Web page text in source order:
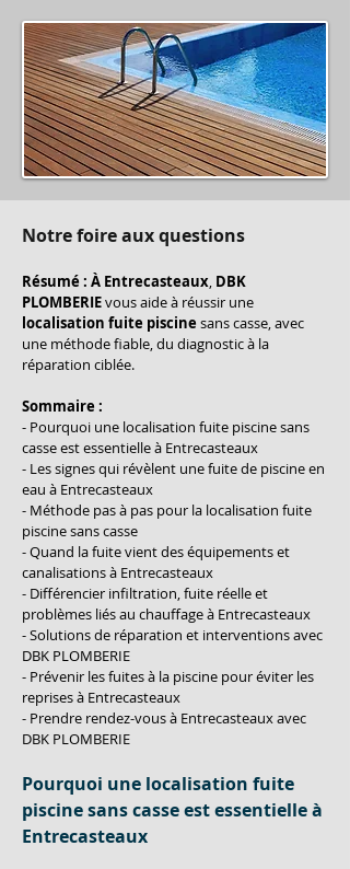
Notre foire aux questions
Résumé : À Entrecasteaux, DBK
PLOMBERIE vous aide à réussir une
localisation fuite piscine sans casse, avec
une méthode fiable, du diagnostic à la
réparation ciblée.
Sommaire :
- Pourquoi une localisation fuite piscine sans
casse est essentielle à Entrecasteaux
- Les signes qui révèlent une fuite de piscine en
eau à Entrecasteaux
- Méthode pas à pas pour la localisation fuite
piscine sans casse
- Quand la fuite vient des équipements et
canalisations à Entrecasteaux
- Différencier infiltration, fuite réelle et
problèmes liés au chauffage à Entrecasteaux
- Solutions de réparation et interventions avec
DBK PLOMBERIE
- Prévenir les fuites à la piscine pour éviter les
reprises à Entrecasteaux
- Prendre rendez-vous à Entrecasteaux avec
DBK PLOMBERIE
Pourquoi une localisation fuite
piscine sans casse est essentielle à
Entrecasteaux